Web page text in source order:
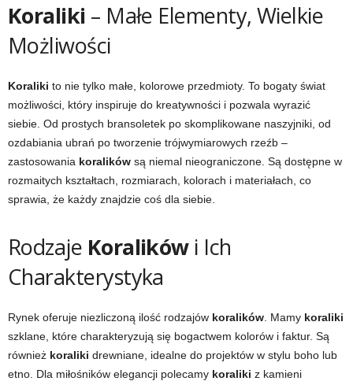
Koraliki – Małe Elementy, Wielkie
Możliwości
Koraliki to nie tylko małe, kolorowe przedmioty. To bogaty świat
możliwości, który inspiruje do kreatywności i pozwala wyrazić
siebie. Od prostych bransoletek po skomplikowane naszyjniki, od
ozdabiania ubrań po tworzenie trójwymiarowych rzeźb –
zastosowania koralików są niemal nieograniczone. Są dostępne w
rozmaitych kształtach, rozmiarach, kolorach i materiałach, co
sprawia, że każdy znajdzie coś dla siebie.
Rodzaje Koralikówi Ich
Charakterystyka
Rynek oferuje niezliczoną ilość rodzajów koralików . Mamy koraliki
szklane, które charakteryzują się bogactwem kolorów i faktur. Są
również koraliki drewniane, idealne do projektów w stylu boho lub
etno. Dla miłośników elegancji polecamy koraliki z kamieni